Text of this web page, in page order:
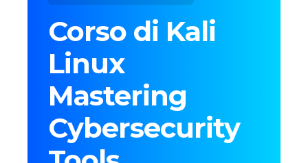
Corso di Kali
Linux
Mastering
Cybersecurity